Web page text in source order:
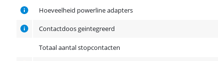
Fysieke eigenschappen
Hoeveelheid powerline adapters
Contactdoos geintegreerd
Totaal aantal stopcontacten